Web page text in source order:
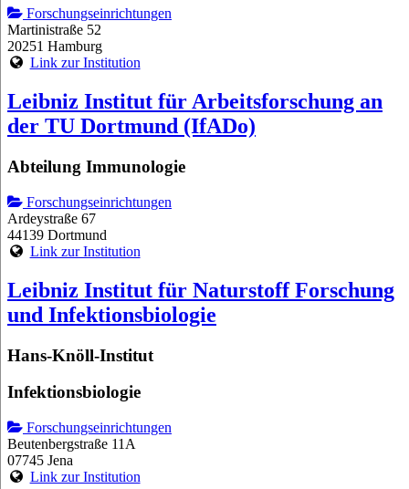
Forschungseinrichtungen
Martinistraße 52
20251 Hamburg
Link zur Institution
Leibniz Institut für Arbeitsforschung an
der TU Dortmund (IfADo)
Abteilung Immunologie
Forschungseinrichtungen
Ardeystraße 67
44139 Dortmund
Link zur Institution
Leibniz Institut für Naturstoff Forschung
und Infektionsbiologie
Hans-Knöll-Institut
Infektionsbiologie
Forschungseinrichtungen
Beutenbergstraße 11A
07745 Jena
Link zur Institution